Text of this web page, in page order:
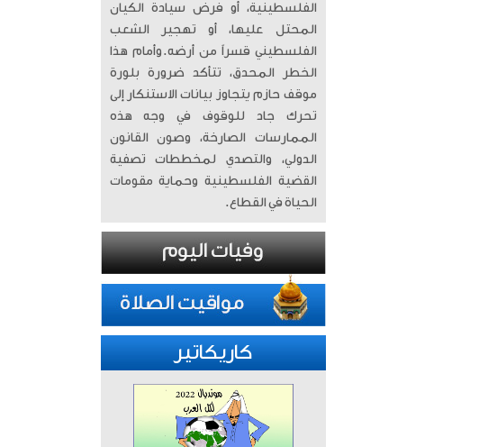
الفلسطينية، أو فرض سيادة الكيان
المحتل عليها، أو تهجير الشعب
الفلسطيني قسراً من أرضه. ​وأمام هذا
الخطر المحدق، تتأكد ضرورة بلورة
موقف حازم يتجاوز بيانات الاستنكار إلى
تحرك جاد للوقوف في وجه هذه
الممارسات الصارخة، وصون القانون
الدولي، والتصدي لمخططات تصفية
القضية الفلسطينية وحماية مقومات
الحياة في القطاع.
كاريكاتير